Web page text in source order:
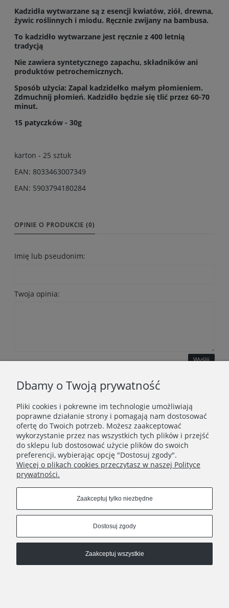
Kadzidła wytwarzane są z esencji kwiatów, ziół, drewna,
żywic roślinnych i miodu. Ręcznie zwijany na bambusa.
To kadzidło wytwarzane jest ręcznie z 400 letnią
tradycją
Nie zawiera syntetycznego zapachu, składników ani
produktów petrochemicznych.
Sposób użycia: Zapal kadzidełko małym płomieniem.
Zdmuchnij płomień. Kadzidło będzie się tlić przez 60-70
minut.
15 patyczków - 30g
karton - 25 sztuk
EAN: 8033463007349
EAN: 5903794180284
OPINIE O PRODUKCIE (0)
Imię lub pseudonim:
Twoja opinia:
Wyślij
WAŻNE INFORMACJE
POLECANE STRONY
Dbamy o Twoją prywatność
Pliki cookies i pokrewne im technologie umożliwiają
poprawne działanie strony i pomagają nam dostosować
ofertę do Twoich potrzeb. Możesz zaakceptować
wykorzystanie przez nas wszystkich tych plików i przejść
do sklepu lub dostosować użycie plików do swoich
preferencji, wybierając opcję "Dostosuj zgody".
Więcej o plikach cookies przeczytasz w naszej Polityce
prywatności.
Zaakceptuj tylko niezbędne
Dostosuj zgody
Zaakceptuj wszystkie